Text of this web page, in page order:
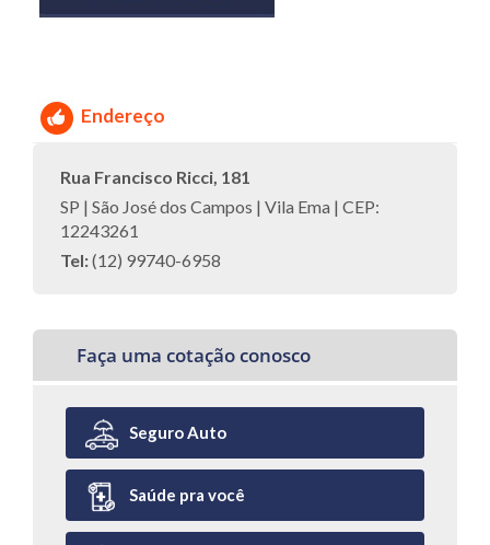
Endereço
Rua Francisco Ricci, 181
SP | São José dos Campos | Vila Ema | CEP:
12243261
Tel:(12) 99740-6958
Faça uma cotação conosco
Seguro Auto
Saúde pra você